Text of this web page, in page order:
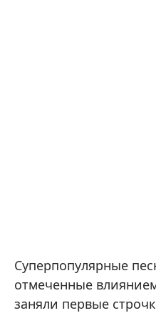
Суперпопулярные
отмеченные
заняли первые